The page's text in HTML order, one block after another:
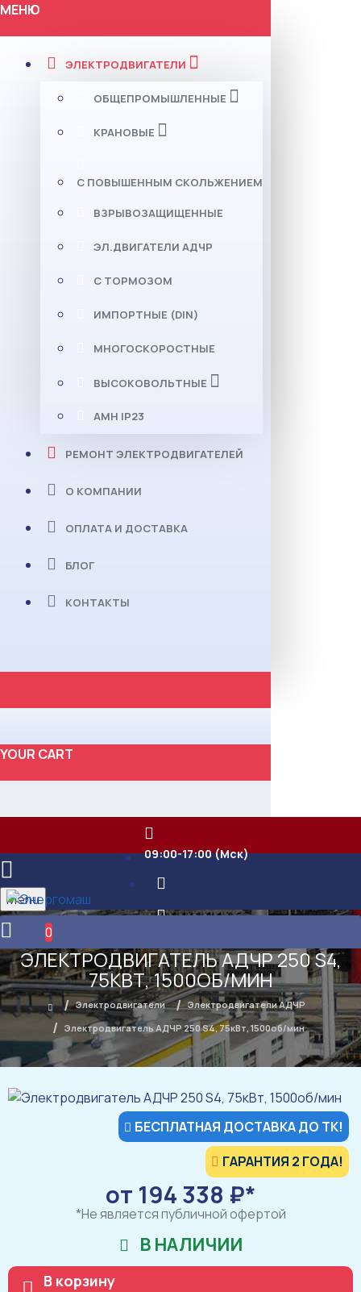
МЕНЮ
ЭЛЕКТРОДВИГАТЕЛИ
ОБЩЕПРОМЫШЛЕННЫЕ
КРАНОВЫЕ
С ПОВЫШЕННЫМ СКОЛЬЖЕНИЕМ
ВЗРЫВОЗАЩИЩЕННЫЕ
ЭЛ.ДВИГАТЕЛИ АДЧР
С ТОРМОЗОМ
ИМПОРТНЫЕ (DIN)
МНОГОСКОРОСТНЫЕ
ВЫСОКОВОЛЬТНЫЕ
АМН IP23
РЕМОНТ ЭЛЕКТРОДВИГАТЕЛЕЙ
О КОМПАНИИ
ОПЛАТА И ДОСТАВКА
БЛОГ
КОНТАКТЫ
YOUR CART
09:00-17:00 (Мск)
Menu
0
ЭЛЕКТРОДВИГАТЕЛЬ АДЧР 250 S4,
75КВТ, 1500ОБ/МИН
Электродвигатели
Электродвигатели АДЧР
Электродвигатель АДЧР 250 S4, 75кВт, 1500об/мин
БЕСПЛАТНАЯ ДОСТАВКА ДО ТК!
ГАРАНТИЯ 2 ГОДА!
от 194 338 ₽*
*Не является публичной офертой
В НАЛИЧИИ
В корзину